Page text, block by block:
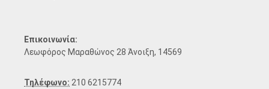
Επικοινωνία:
Λεωφόρος Μαραθώνος 28 Άνοιξη, 14569
Τηλέφωνο: 210 6215774